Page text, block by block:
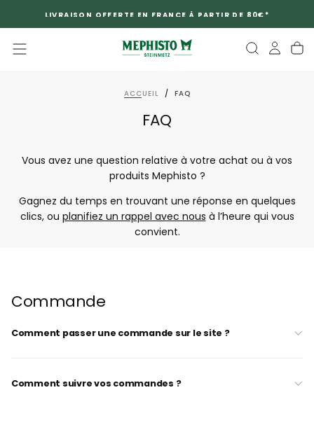
PASSERLIVRAISON OFFERTE EN FRANCE À PARTIR DE 80€*
ACCUEIL / FAQ
FAQ
Vous avez une question relative à votre achat ou à vos
produits Mephisto ?
Gagnez du temps en trouvant une réponse en quelques
clics, ou planifiez un rappel avec nous à l’heure qui vous
convient.
Commande
Comment passer une commande sur le site ?
Comment suivre vos commandes ?